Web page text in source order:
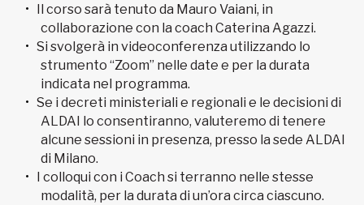
Il corso sarà tenuto da Mauro Vaiani, in
collaborazione con la coach Caterina Agazzi.
Si svolgerà in videoconferenza utilizzando lo
strumento “Zoom” nelle date e per la durata
indicata nel programma.
Se i decreti ministeriali e regionali e le decisioni di
ALDAI lo consentiranno, valuteremo di tenere
alcune sessioni in presenza, presso la sede ALDAI
di Milano.
I colloqui con i Coach si terranno nelle stesse
modalità, per la durata di un’ora circa ciascuno.